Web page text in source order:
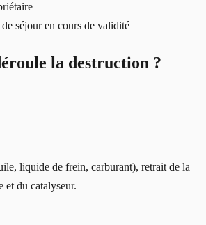
séjour en cours de validité
la destruction ?
liquide de frein, carburant), retrait de la
et du catalyseur.